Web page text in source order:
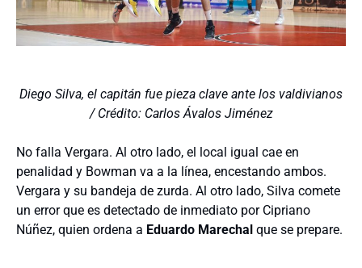
Diego Silva, el capitán fue pieza clave ante los valdivianos
/ Crédito: Carlos Ávalos Jiménez
No falla Vergara. Al otro lado, el local igual cae en
penalidad y Bowman va a la línea, encestando ambos.
Vergara y su bandeja de zurda. Al otro lado, Silva comete
un error que es detectado de inmediato por Cipriano
Núñez, quien ordena a Eduardo Marechal que se prepare.